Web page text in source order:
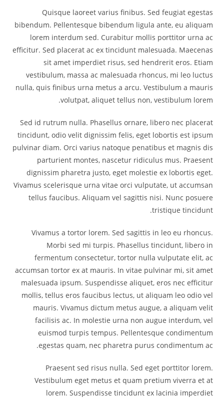
Quisque laoreet varius finibus. Sed feugiat egestas
bibendum. Pellentesque bibendum ligula ante, eu aliquam
lorem interdum sed. Curabitur mollis porttitor urna ac
efficitur. Sed placerat ac ex tincidunt malesuada. Maecenas
sit amet imperdiet risus, sed hendrerit eros. Etiam
vestibulum, massa ac malesuada rhoncus, mi leo luctus
nulla, quis finibus urna metus a arcu. Vestibulum a mauris
volutpat, aliquet tellus non, vestibulum lorem.
Sed id rutrum nulla. Phasellus ornare, libero nec placerat
tincidunt, odio velit dignissim felis, eget lobortis est ipsum
pulvinar diam. Orci varius natoque penatibus et magnis dis
parturient montes, nascetur ridiculus mus. Praesent
dignissim pharetra justo, eget molestie ex lobortis eget.
Vivamus scelerisque urna vitae orci vulputate, ut accumsan
tellus faucibus. Aliquam vel sagittis nisi. Nunc posuere
tristique tincidunt.
Vivamus a tortor lorem. Sed sagittis in leo eu rhoncus.
Morbi sed mi turpis. Phasellus tincidunt, libero in
fermentum consectetur, tortor nulla vulputate elit, ac
accumsan tortor ex at mauris. In vitae pulvinar mi, sit amet
malesuada ipsum. Suspendisse aliquet, eros nec efficitur
mollis, tellus eros faucibus lectus, ut aliquam leo odio vel
mauris. Vivamus dictum metus augue, a aliquam velit
facilisis ac. In molestie urna non augue interdum, vel
euismod turpis tempus. Pellentesque condimentum
egestas quam, nec pharetra purus condimentum ac.
Praesent sed risus nulla. Sed eget porttitor lorem.
Vestibulum eget metus et quam pretium viverra et at
lorem. Suspendisse tincidunt ex lacinia imperdiet